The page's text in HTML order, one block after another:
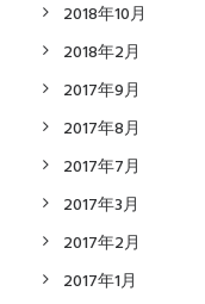
2018年10月
2018年2月
2017年9月
2017年8月
2017年7月
2017年3月
2017年2月
2017年1月